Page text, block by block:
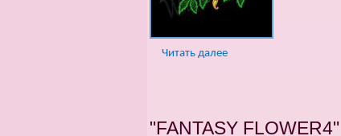
Читать далее
"FANTASY FLOWER4"